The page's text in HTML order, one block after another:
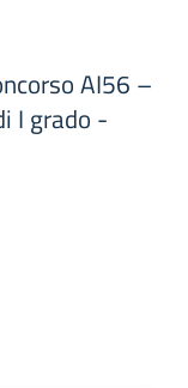
AI56 –
I grado -